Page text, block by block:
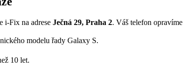
i-Fix na adreseJečná 29, Praha 2. Váš telefon
modelu řady Galaxy S.
10 let.